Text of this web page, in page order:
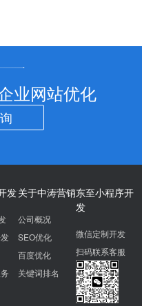
业网站优化
发关于中涛营销
公司概况
SEO优化
百度优化
关键词排名
东至小程序开
发
微信定制开发
扫码联系客服